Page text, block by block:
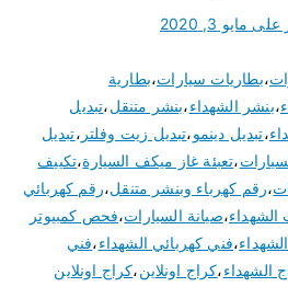
على مايو 3, 2020
،بطاريات سيارات،بطارية
،بنشر الشهداء،بنشر متنقل،تبديل
،تبديل دينمو،تبديل زيت وفلتر ،تبديل
،تعبئة غاز ميكف السيارة،تكييف
،رقم كهرباء وبنشر متنقل،رقم كهربائي
الشهداء،صيانة السيارات،فحص كمبيوتر
،فني كهربائي الشهداء،فني
الشهداء،كراج اونلاين،كراج اونلاين